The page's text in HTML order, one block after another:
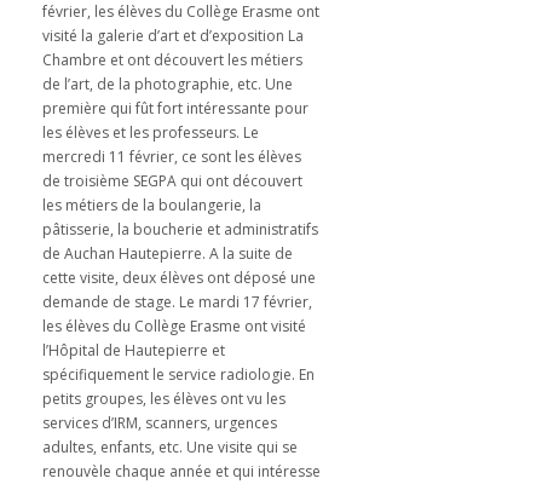
février, les élèves du Collège Erasme ont
visité la galerie d’art et d’exposition La
Chambre et ont découvert les métiers
de l’art, de la photographie, etc. Une
première qui fût fort intéressante pour
les élèves et les professeurs. Le
mercredi 11 février, ce sont les élèves
de troisième SEGPA qui ont découvert
les métiers de la boulangerie, la
pâtisserie, la boucherie et administratifs
de Auchan Hautepierre. A la suite de
cette visite, deux élèves ont déposé une
demande de stage. Le mardi 17 février,
les élèves du Collège Erasme ont visité
l’Hôpital de Hautepierre et
spécifiquement le service radiologie. En
petits groupes, les élèves ont vu les
services d’IRM, scanners, urgences
adultes, enfants, etc. Une visite qui se
renouvèle chaque année et qui intéresse